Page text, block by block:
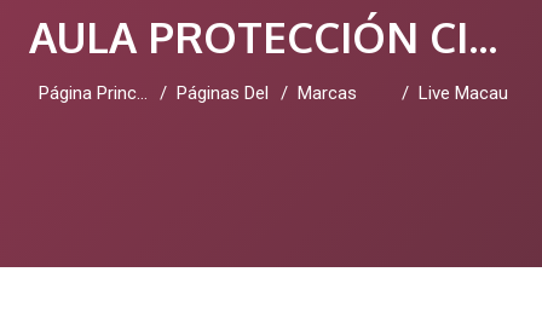
AULA PROTECCIÓN CIVIL SINALOA
Página Principal Páginas Del SitioMarcas Live Macau